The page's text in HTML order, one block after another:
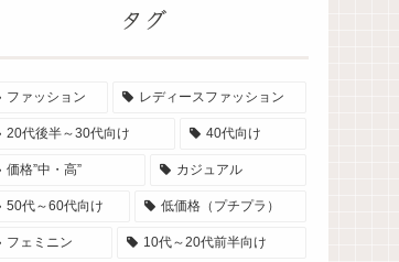
タグ
ファッション レディースファッション
20代後半～30代向け 40代向け
価格”中・高” カジュアル
50代～60代向け 低価格（プチプラ）
フェミニン 10代～20代前半向け